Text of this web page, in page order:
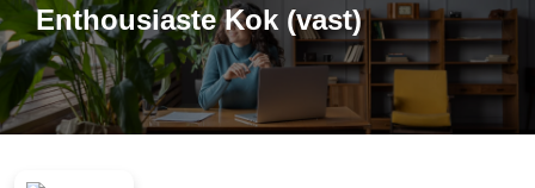
Enthousiaste Kok (vast)